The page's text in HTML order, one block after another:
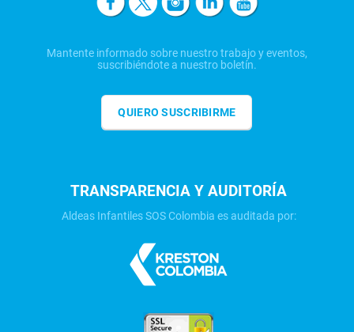
Mantente informado sobre nuestro trabajo y eventos,
suscribiéndote a nuestro boletín.
QUIERO SUSCRIBIRME
TRANSPARENCIA Y AUDITORÍA
Aldeas Infantiles SOS Colombia es auditada por: